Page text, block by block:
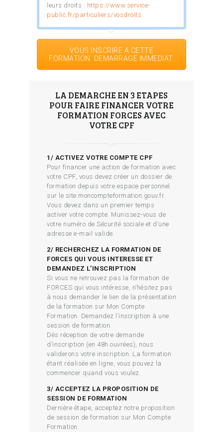
leurs droits : https://www.service-
public.fr/particuliers/vosdroits
VOUS INSCRIRE A CETTE
FORMATION. DEMARRAGE IMMEDIAT.
LA DEMARCHE EN 3 ETAPES
POUR FAIRE FINANCER VOTRE
FORMATION FORCES AVEC
VOTRE CPF
1/ ACTIVEZ VOTRE COMPTE CPF
Pour financer une action de formation avec
votre CPF, vous devez créer un dossier de
formation depuis votre espace personnel
sur le site moncompteformation.gouv.fr.
Vous devez dans un premier temps
activer votre compte. Munissez-vous de
votre numéro de Sécurité sociale et d’une
adresse e-mail valide.
2/ RECHERCHEZ LA FORMATION DE
FORCES QUI VOUS INTERESSE ET
DEMANDEZ L’INSCRIPTION
Si vous ne retrouvez pas la formation de
FORCES qui vous intéresse, n’hésitez pas
à nous demander le lien de la présentation
de la formation sur Mon Compte
Formation. Demandez l’inscription à une
session de formation.
Dès réception de votre demande
d’inscription (en 48h ouvrées), nous
validerons votre inscription. La formation
étant réalisée en ligne, vous pouvez la
commencer quand vous voulez.
3/ ACCEPTEZ LA PROPOSITION DE
SESSION DE FORMATION
Dernière étape, acceptez notre proposition
de session de formation sur Mon Compte
Formation.